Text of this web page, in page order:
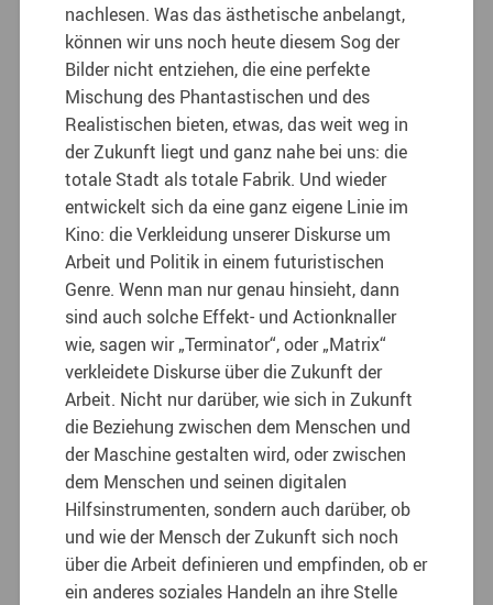
nachlesen. Was das ästhetische anbelangt,
können wir uns noch heute diesem Sog der
Bilder nicht entziehen, die eine perfekte
Mischung des Phantastischen und des
Realistischen bieten, etwas, das weit weg in
der Zukunft liegt und ganz nahe bei uns: die
totale Stadt als totale Fabrik. Und wieder
entwickelt sich da eine ganz eigene Linie im
Kino: die Verkleidung unserer Diskurse um
Arbeit und Politik in einem futuristischen
Genre. Wenn man nur genau hinsieht, dann
sind auch solche Effekt- und Actionknaller
wie, sagen wir „Terminator“, oder „Matrix“
verkleidete Diskurse über die Zukunft der
Arbeit. Nicht nur darüber, wie sich in Zukunft
die Beziehung zwischen dem Menschen und
der Maschine gestalten wird, oder zwischen
dem Menschen und seinen digitalen
Hilfsinstrumenten, sondern auch darüber, ob
und wie der Mensch der Zukunft sich noch
über die Arbeit definieren und empfinden, ob er
ein anderes soziales Handeln an ihre Stelle